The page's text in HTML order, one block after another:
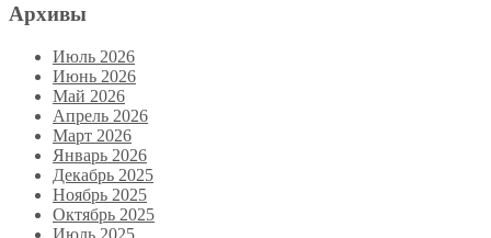
Архивы
Июль 2026
Июнь 2026
Май 2026
Апрель 2026
Март 2026
Январь 2026
Декабрь 2025
Ноябрь 2025
Октябрь 2025
Июль 2025